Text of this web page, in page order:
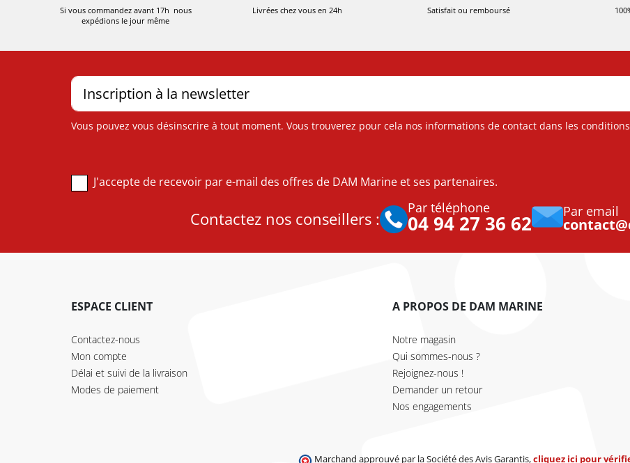
Si vous commandez avant 17h nous
expédions le jour même
Livrées chez vous en 24h Satisfait ou remboursé
Vous pouvez vous désinscrire à tout moment. Vous trouverez pour cela nos informations de contact dans les
J'accepte de recevoir par e-mail des offres de DAM Marine et ses partenaires.
Contactez nos conseillers :
Par téléphone
04 94 27 36 62 Par email
ESPACE CLIENT
Contactez-nous
Mon compte
Délai et suivi de la livraison
Modes de paiement
A PROPOS DE DAM MARINE
Notre magasin
Qui sommes-nous ?
Rejoignez-nous !
Demander un retour
Nos engagements
Marchand approuvé par la Société des Avis Garantis,cliquez ici pour